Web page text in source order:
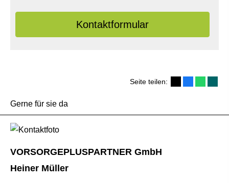
Kontaktformular
Seite teilen:
Gerne für sie da
VORSORGEPLUSPARTNER GmbH
Heiner Müller